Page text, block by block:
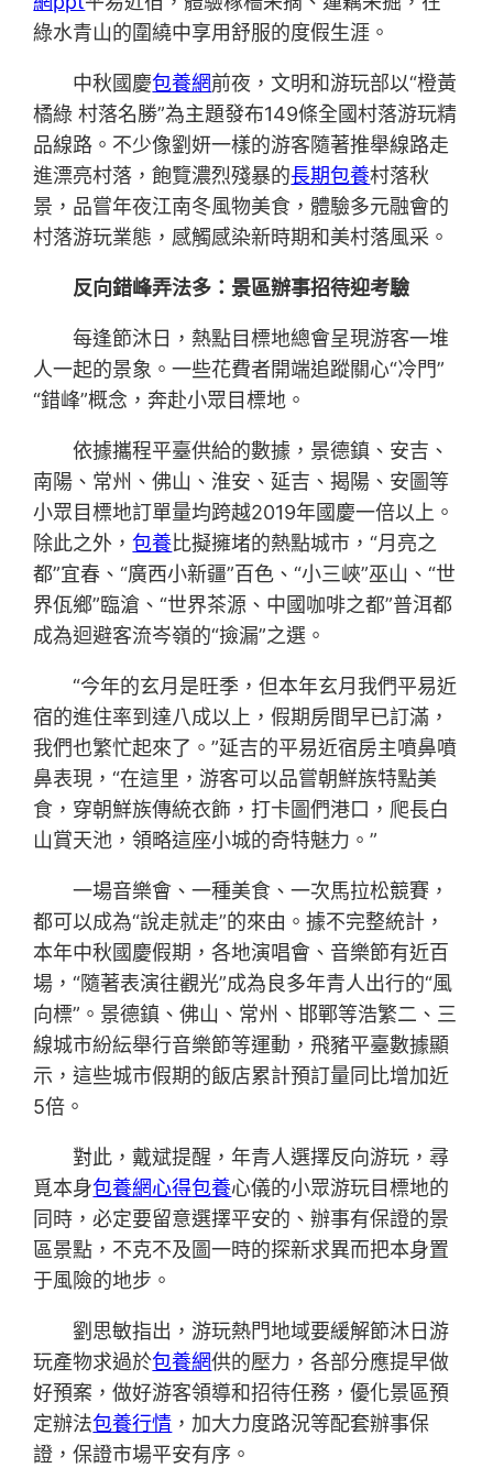
綠水青山的圍繞中享用舒服的度假生涯。
中秋國慶包養網前夜，文明和游玩部以“橙黃
橘綠 村落名勝”為主題發布149條全國村落游玩精
品線路。不少像劉妍一樣的游客隨著推舉線路走
進漂亮村落，飽覽濃烈殘暴的長期包養村落秋
景，品嘗年夜江南冬風物美食，體驗多元融會的
村落游玩業態，感觸感染新時期和美村落風采。
反向錯峰弄法多：景區辦事招待迎考驗
每逢節沐日，熱點目標地總會呈現游客一堆
人一起的景象。一些花費者開端追蹤關心“冷門”
“錯峰”概念，奔赴小眾目標地。
依據攜程平臺供給的數據，景德鎮、安吉、
南陽、常州、佛山、淮安、延吉、揭陽、安圖等
小眾目標地訂單量均跨越2019年國慶一倍以上。
除此之外，包養比擬擁堵的熱點城市，“月亮之
都”宜春、“廣西小新疆”百色、“小三峽”巫山、“世
界佤鄉”臨滄、“世界茶源、中國咖啡之都”普洱都
成為迴避客流岑嶺的“撿漏”之選。
“今年的玄月是旺季，但本年玄月我們平易近
宿的進住率到達八成以上，假期房間早已訂滿，
我們也繁忙起來了。”延吉的平易近宿房主噴鼻噴
鼻表現，“在這里，游客可以品嘗朝鮮族特點美
食，穿朝鮮族傳統衣飾，打卡圖們港口，爬長白
山賞天池，領略這座小城的奇特魅力。”
一場音樂會、一種美食、一次馬拉松競賽，
都可以成為“說走就走”的來由。據不完整統計，
本年中秋國慶假期，各地演唱會、音樂節有近百
場，“隨著表演往觀光”成為良多年青人出行的“風
向標”。景德鎮、佛山、常州、邯鄲等浩繁二、三
線城市紛紜舉行音樂節等運動，飛豬平臺數據顯
示，這些城市假期的飯店累計預訂量同比增加近
5倍。
對此，戴斌提醒，年青人選擇反向游玩，尋
覓本身包養網心得包養心儀的小眾游玩目標地的
同時，必定要留意選擇平安的、辦事有保證的景
區景點，不克不及圖一時的探新求異而把本身置
于風險的地步。
劉思敏指出，游玩熱門地域要緩解節沐日游
玩產物求過於包養網供的壓力，各部分應提早做
好預案，做好游客領導和招待任務，優化景區預
定辦法包養行情 ，加大力度路況等配套辦事保
證，保證市場平安有序。